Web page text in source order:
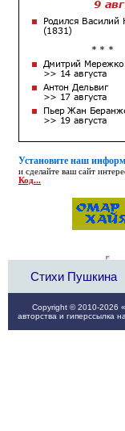
Установите наш
и сделайте ваш сайт
Код...
Стихи Пушкина
Copyright © 2010-2026
авторства и гиперссылка на